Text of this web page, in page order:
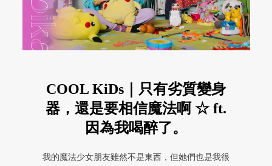
COOL KiDs｜只有劣質變身
器，還是要相信魔法啊 ☆ ft.
因為我喝醉了。
我的魔法少女朋友雖然不是東西，但她們也是我很